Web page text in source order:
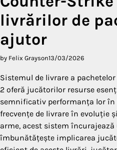
livrărilor de
ajutor
by Felix Grayson13/03/2026
Sistemul de livrare a
2 oferă jucătorilor resurse
semnificativ performanța lor
frecvențe de livrare în evoluție
arme, acest sistem
îmbunătățește implicarea